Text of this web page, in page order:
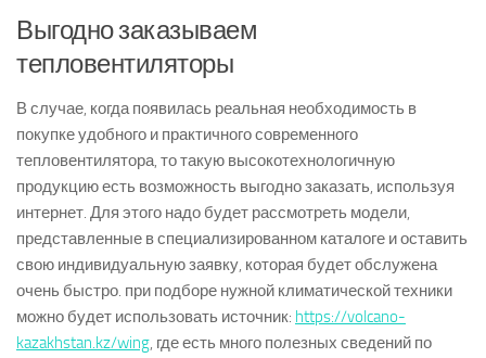
Выгодно заказываем
тепловентиляторы
В случае, когда появилась реальная необходимость в
покупке удобного и практичного современного
тепловентилятора, то такую высокотехнологичную
продукцию есть возможность выгодно заказать, используя
интернет. Для этого надо будет рассмотреть модели,
представленные в специализированном каталоге и оставить
свою индивидуальную заявку, которая будет обслужена
очень быстро. при подборе нужной климатической техники
можно будет использовать источник: https://volcano-
kazakhstan.kz/wing, где есть много полезных сведений по